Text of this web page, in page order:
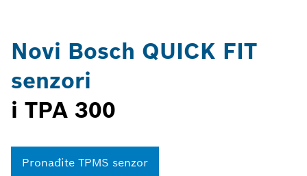
Novi Bosch QUICK FIT
senzori
i TPA 300
Pronađite TPMS senzor